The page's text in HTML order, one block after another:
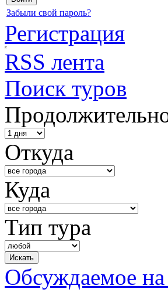
Забыли свой пароль?
Регистрация
RSS лента
Поиск туров
Откуда
Куда
Тип тура
Обсуждаемое